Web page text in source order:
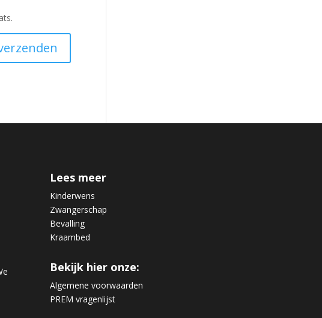
Lees meer
Kinderwens
Zwangerschap
Bevalling
Kraambed
Bekijk hier onze:
Algemene voorwaarden
PREM vragenlijst